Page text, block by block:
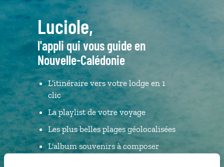
Luciole,
l'appli qui vous guide en
Nouvelle-Calédonie
L’itinéraire vers votre lodge en 1
clic
La playlist de votre voyage
Les plus belles plages géolocalisées
L'album souvenirs à composer